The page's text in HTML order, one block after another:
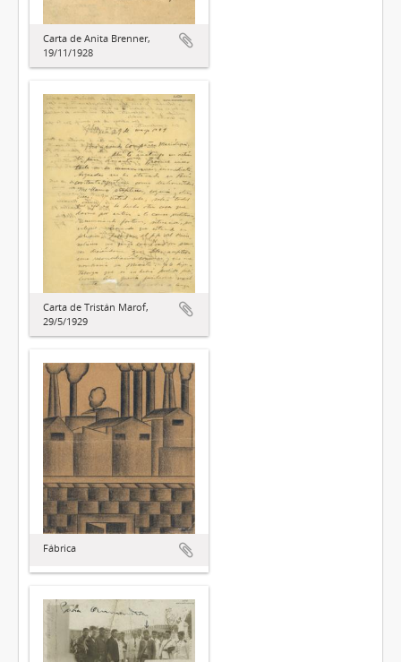
Carta de Anita Brenner,
19/11/1928
Carta de Tristán Marof,
29/5/1929
Fábrica